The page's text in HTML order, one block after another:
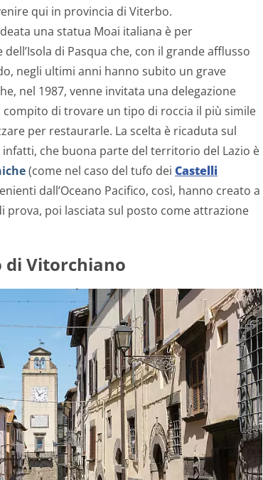
qui in provincia di Viterbo.
una statua Moai italiana è per
di Pasqua che, con il grande afflusso
negli ultimi anni hanno subito un grave
nel 1987, venne invitata una delegazione
di trovare un tipo di roccia il più simile
per restaurarle. La scelta è ricaduta sul
che buona parte del territorio del Lazio è
(come nel caso del tufo dei Castelli
dall’Oceano Pacifico, così, hanno creato a
prova, poi lasciata sul posto come attrazione
di Vitorchiano